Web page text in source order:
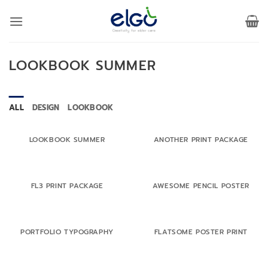
LOOKBOOK SUMMER
ALL DESIGN LOOKBOOK
LOOKBOOK SUMMER ANOTHER PRINT PACKAGE
FL3 PRINT PACKAGE AWESOME PENCIL POSTER
PORTFOLIO TYPOGRAPHY FLATSOME POSTER PRINT